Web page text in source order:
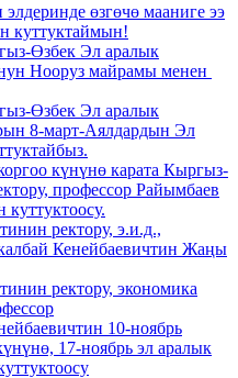
өзгөчө мааниге ээ
куттуктаймын!
Өзбек Эл аралык
Нооруз майрамы менен
Өзбек Эл аралык
8-март-Аялдардын Эл
күнүнө карата Кыргыз-
профессор Райымбаев
куттуктоосу.
ректору, э.и.д.,
Кенейбаевичтин Жаңы
ректору, экономика
10-ноябрь
17-ноябрь эл аралык